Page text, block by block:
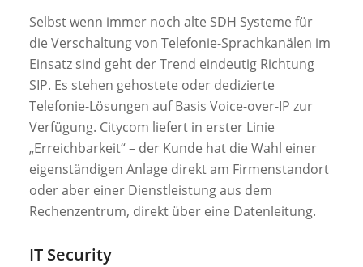
Selbst wenn immer noch alte SDH Systeme für
die Verschaltung von Telefonie-Sprachkanälen im
Einsatz sind geht der Trend eindeutig Richtung
SIP. Es stehen gehostete oder dedizierte
Telefonie-Lösungen auf Basis Voice-over-IP zur
Verfügung. Citycom liefert in erster Linie
„Erreichbarkeit“ – der Kunde hat die Wahl einer
eigenständigen Anlage direkt am Firmenstandort
oder aber einer Dienstleistung aus dem
Rechenzentrum, direkt über eine Datenleitung.
IT Security